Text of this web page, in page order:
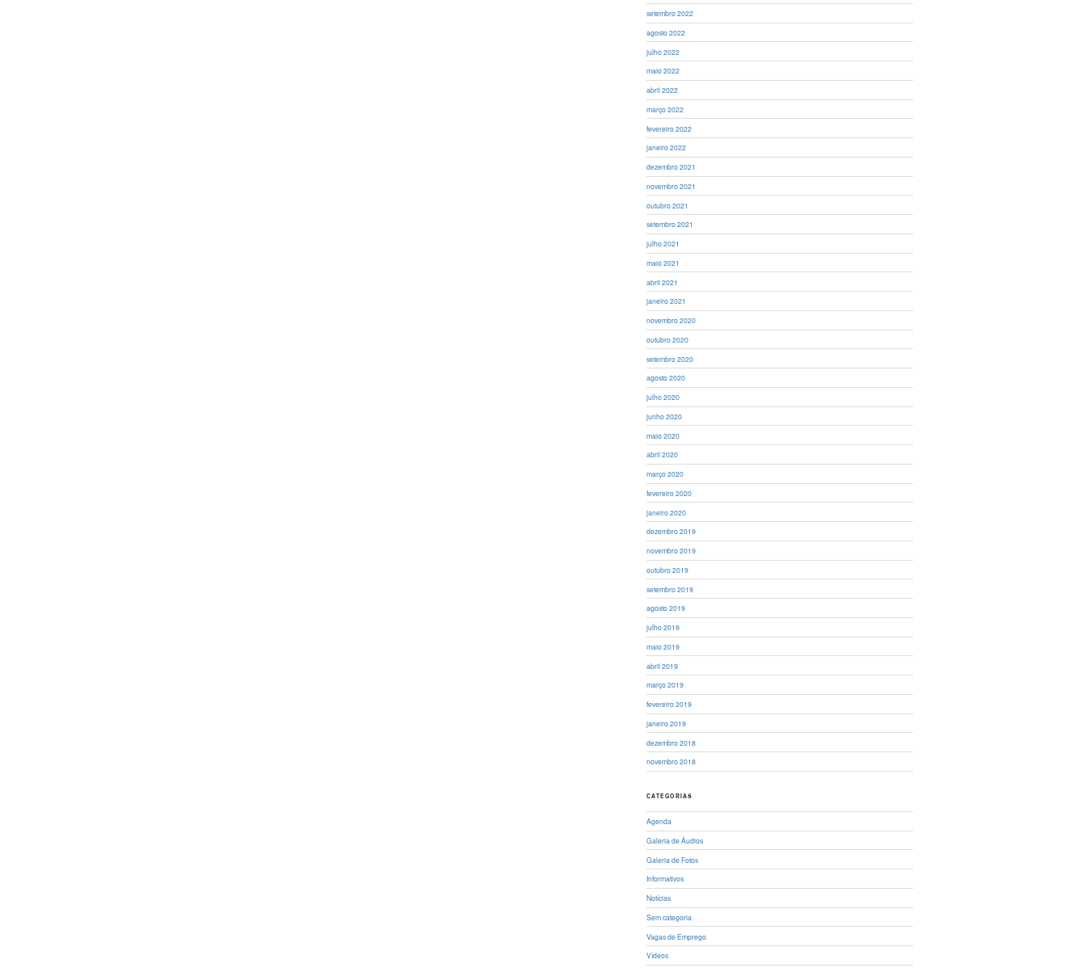
setembro 2022
agosto 2022
julho 2022
maio 2022
abril 2022
março 2022
fevereiro 2022
janeiro 2022
dezembro 2021
novembro 2021
outubro 2021
setembro 2021
julho 2021
maio 2021
abril 2021
janeiro 2021
novembro 2020
outubro 2020
setembro 2020
agosto 2020
julho 2020
junho 2020
maio 2020
abril 2020
março 2020
fevereiro 2020
janeiro 2020
dezembro 2019
novembro 2019
outubro 2019
setembro 2019
agosto 2019
julho 2019
maio 2019
abril 2019
março 2019
fevereiro 2019
janeiro 2019
dezembro 2018
novembro 2018
CATEGORIAS
Agenda
Galeria de Áudios
Galeria de Fotos
Informativos
Notícias
Sem categoria
Vagas de Emprego
Vídeos